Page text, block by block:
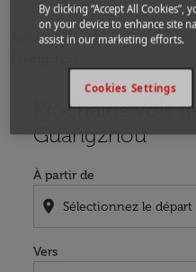
Accueil Vols Vols
Prochains Vols
Guangzhou
À partir de
location_on
Vers
Aucun tarif trouvé
By clicking “Accept All
on your device to enhance site
assist in our marketing efforts.
Cookies Settings